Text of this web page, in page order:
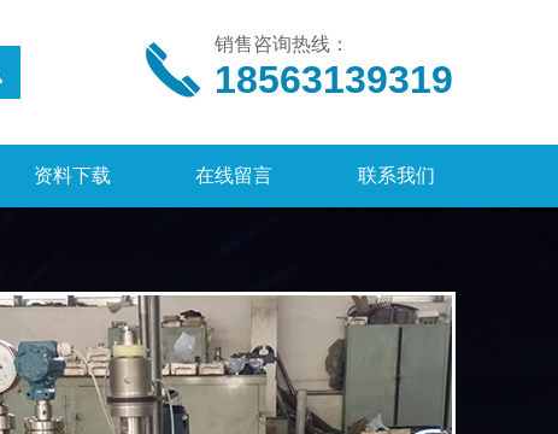
销售咨询热线：
18563139319
资料下载 在线留言 联系我们